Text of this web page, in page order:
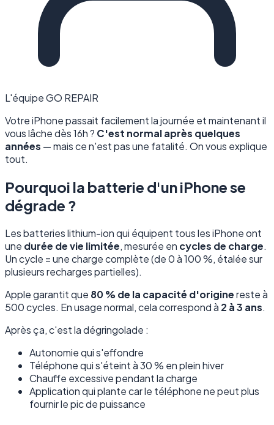
L'équipe GO REPAIR
Votre iPhone passait facilement la journée et maintenant il
vous lâche dès 16h ? C'est normal après quelques
années — mais ce n'est pas une fatalité. On vous explique
tout.
Pourquoi la batterie d'un iPhone se
dégrade ?
Les batteries lithium-ion qui équipent tous les iPhone ont
une durée de vie limitée, mesurée en cycles de charge.
Un cycle = une charge complète (de 0 à 100 %, étalée sur
plusieurs recharges partielles).
Apple garantit que 80 % de la capacité d'originereste à
500 cycles. En usage normal, cela correspond à 2 à 3 ans.
Après ça, c'est la dégringolade :
Autonomie qui s'effondre
Téléphone qui s'éteint à 30 % en plein hiver
Chauffe excessive pendant la charge
Application qui plante car le téléphone ne peut plus
fournir le pic de puissance